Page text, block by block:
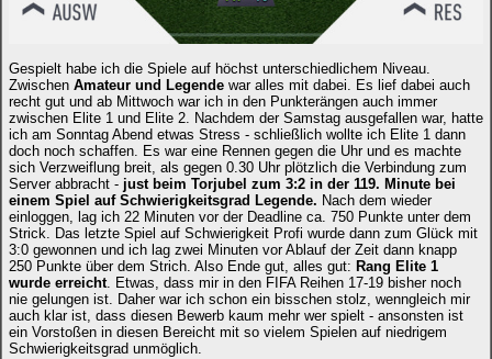
Gespielt habe ich die Spiele auf höchst unterschiedlichem Niveau.
Zwischen Amateur und Legende war alles mit dabei. Es lief dabei auch
recht gut und ab Mittwoch war ich in den Punkterängen auch immer
zwischen Elite 1 und Elite 2. Nachdem der Samstag ausgefallen war, hatte
ich am Sonntag Abend etwas Stress - schließlich wollte ich Elite 1 dann
doch noch schaffen. Es war eine Rennen gegen die Uhr und es machte
sich Verzweiflung breit, als gegen 0.30 Uhr plötzlich die Verbindung zum
Server abbracht - just beim Torjubel zum 3:2 in der 119. Minute bei
einem Spiel auf Schwierigkeitsgrad Legende. Nach dem wieder
einloggen, lag ich 22 Minuten vor der Deadline ca. 750 Punkte unter dem
Strick. Das letzte Spiel auf Schwierigkeit Profi wurde dann zum Glück mit
3:0 gewonnen und ich lag zwei Minuten vor Ablauf der Zeit dann knapp
250 Punkte über dem Strich. Also Ende gut, alles gut: Rang Elite 1
wurde erreicht. Etwas, dass mir in den FIFA Reihen 17-19 bisher noch
nie gelungen ist. Daher war ich schon ein bisschen stolz, wenngleich mir
auch klar ist, dass diesen Bewerb kaum mehr wer spielt - ansonsten ist
ein Vorstoßen in diesen Bereicht mit so vielem Spielen auf niedrigem
Schwierigkeitsgrad unmöglich.